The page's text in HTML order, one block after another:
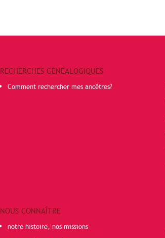
RECHERCHES GÉNÉALOGIQUES
Comment rechercher mes ancêtres?
NOUS CONNAÎTRE
notre histoire, nos missions